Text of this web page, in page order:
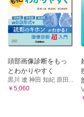
頭部画像診断をもっ
とわかりやすく
黒川 遼 神田 知紀 原田...
￥5,060